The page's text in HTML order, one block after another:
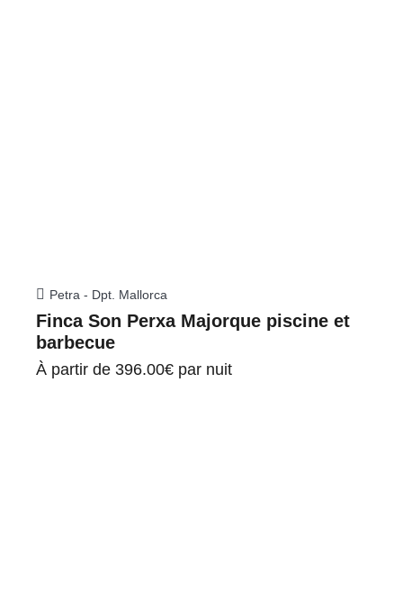
Petra - Dpt. Mallorca
Finca Son Perxa Majorque piscine et
barbecue
À partir de 396.00€ par nuit